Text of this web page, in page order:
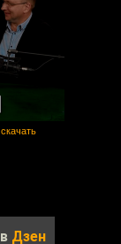
скачать
Дзен